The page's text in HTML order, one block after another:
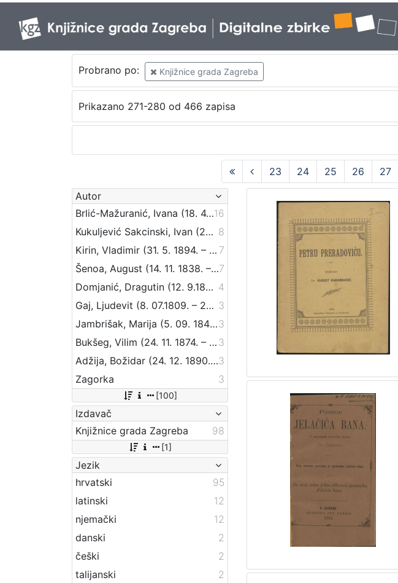
Probrano po: Knjižnice grada Zagreba
Prikazano 271-280 od 466 zapisa
23 24 25 26 27
Autor
Brlić-Mažuranić, Ivana (18. 4. 1874. – 21. 9. 1938.)16
Kukuljević Sakcinski, Ivan (29. 5. 1816. – 1. 8. 1889.) 8
Kirin, Vladimir (31. 5. 1894. – 5. 10. 1963.) 7
Šenoa, August (14. 11. 1838. – 13. 12. 1881.)7
Domjanić, Dragutin (12. 9.1875. – 07. 6.1933.) 4
Gaj, Ljudevit (8. 07.1809. – 20. 04.1872.) 3
Jambrišak, Marija (5. 09. 1847 – 23. 01. 1937)3
Bukšeg, Vilim (24. 11. 1874. – 1. 03. 1924.) 3
Adžija, Božidar (24. 12. 1890. – 9. 07. 1941.)3
Zagorka
3
[100]
Izdavač
Knjižnice grada Zagreba
98
[1]
Jezik
hrvatski
95
latinski
12
njemački
12
danski
2
češki
2
talijanski
2